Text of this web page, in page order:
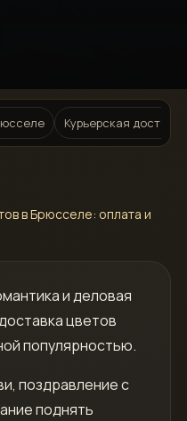
Курьерская
в Брюсселе: оплата и
и деловая
цветов
популярностью.
поздравление с
поднять